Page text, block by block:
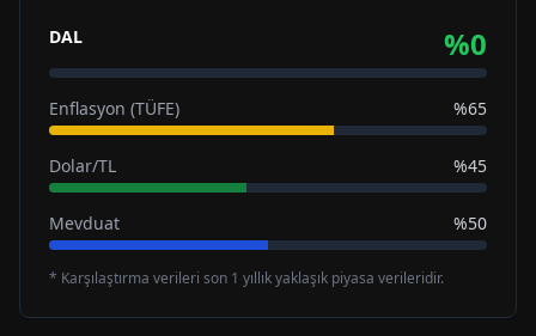
DAL %0
Enflasyon (TÜFE) %65
Dolar/TL %45
Mevduat %50
* Karşılaştırma verileri son 1 yıllık yaklaşık piyasa verileridir.